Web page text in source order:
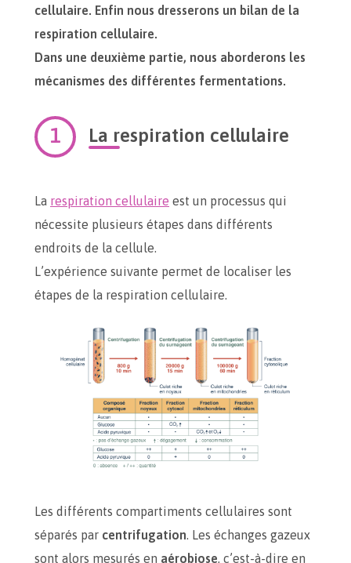
cellulaire. Enfin nous dresserons un bilan de la
respiration cellulaire.
Dans une deuxième partie, nous aborderons les
mécanismes des différentes fermentations.
La respiration cellulaire
La respiration cellulaire est un processus qui
nécessite plusieurs étapes dans différents
endroits de la cellule.
L’expérience suivante permet de localiser les
étapes de la respiration cellulaire.
Les différents compartiments cellulaires sont
séparés par centrifugation . Les échanges gazeux
sont alors mesurés en aérobiose , c’est-à-dire en